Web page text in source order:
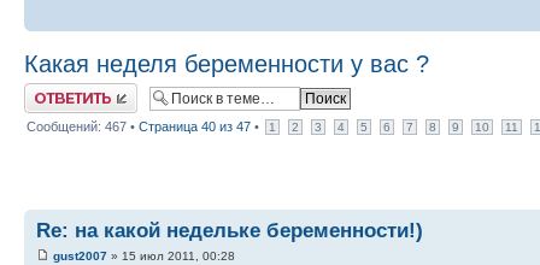
Какая неделя беременности у вас ?
Ответить
Сообщений: 467 • Страница 40 из 47 • 1 2 3 4 5 6 7 8 9 10 11
Re: на какой недельке беременности!)
gust2007 » 15 июл 2011, 00:28